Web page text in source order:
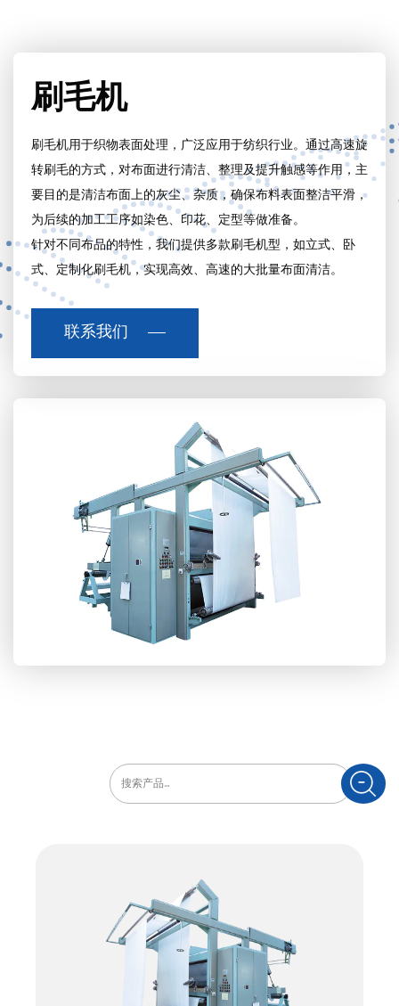
刷毛机
刷毛机用于织物表面处理，广泛应用于纺织行业。通过高速旋
转刷毛的方式，对布面进行清洁、整理及提升触感等作用，主
要目的是清洁布面上的灰尘、杂质，确保布料表面整洁平滑，
为后续的加工工序如染色、印花、定型等做准备。
针对不同布品的特性，我们提供多款刷毛机型，如立式、卧
式、定制化刷毛机，实现高效、高速的大批量布面清洁。
联系我们